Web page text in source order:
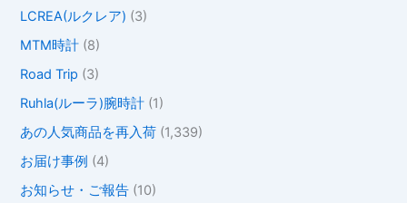
LCREA(ルクレア) (3)
MTM時計 (8)
Road Trip (3)
Ruhla(ルーラ)腕時計 (1)
あの人気商品を再入荷 (1,339)
お届け事例 (4)
お知らせ・ご報告 (10)